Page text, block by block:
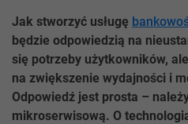
Jak stworzyć usługę
będzie odpowiedzią na
się potrzeby użytkowników,
na zwiększenie wydajności i
Odpowiedź jest prosta –
mikroserwisową. O